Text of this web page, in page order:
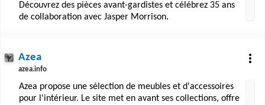
Découvrez des pièces avant-gardistes et célébrez 35 ans
de collaboration avec Jasper Morrison.
Azea
azea.info
Azea propose une sélection de meubles et d'accessoires
pour l'intérieur. Le site met en avant ses collections, offre